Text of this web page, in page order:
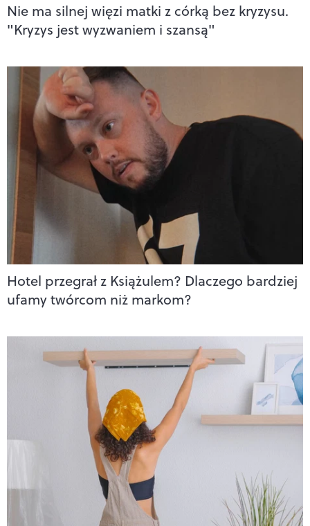
Nie ma silnej więzi matki z córką bez kryzysu.
"Kryzys jest wyzwaniem i szansą"
Hotel przegrał z Książulem? Dlaczego bardziej
ufamy twórcom niż markom?